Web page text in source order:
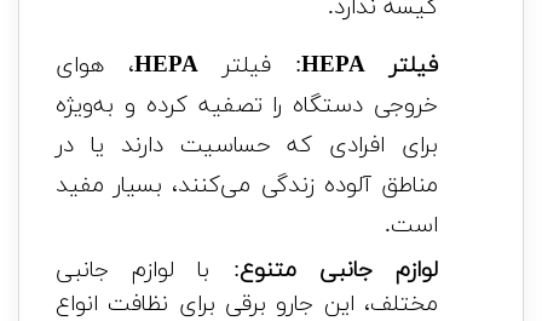
کیسه ندارد.
فیلتر HEPA
: فیلتر HEPA، هوای
خروجی دستگاه را تصفیه کرده و به‌ویژه
برای افرادی که حساسیت دارند یا در
مناطق آلوده زندگی می‌کنند، بسیار مفید
است.
لوازم جانبی متنوع: با لوازم جانبی
مختلف، این جارو برقی برای نظافت انواع